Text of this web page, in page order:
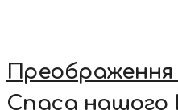
Преображення
Спаса нашого